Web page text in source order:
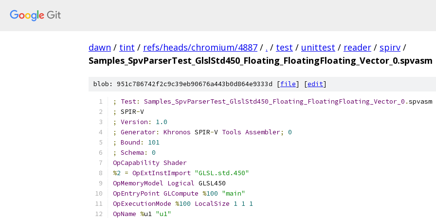
dawn / tint / refs/heads/chromium/4887 / . / test / unittest / reader / spirv /
Samples_SpvParserTest_GlslStd450_Floating_FloatingFloating_Vector_0.spvasm
blob: 951c786742f2c9c39eb90676a443b0d864e9333d [file] [edit]
; Test: Samples_SpvParserTest_GlslStd450_Floating_FloatingFloating_Vector_0 .spvasm
;
SPIR-V
;
Version :
1.0
;
Generator: Khronos SPIR-V Tools Assembler;
0
;
Bound :
101
;
Schema :
0
OpCapability Shader
%2 = OpExtInstImport "GLSL.std.450"
OpMemoryModel Logical GLSL450
OpEntryPoint GLCompute %100 "main"
OpExecutionMode %100 LocalSize 1 1 1
OpName %u1 "u1"